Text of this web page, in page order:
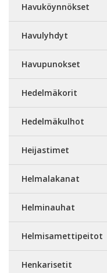
Havuköynnökset
Havulyhdyt
Havupunokset
Hedelmäkorit
Hedelmäkulhot
Heijastimet
Helmalakanat
Helminauhat
Helmisamettipeitot
Henkarisetit